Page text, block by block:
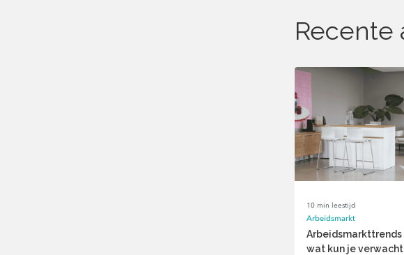
Recente
10 min leestijd
Arbeidsmarkt
Arbeidsmarkttrends
wat kun je